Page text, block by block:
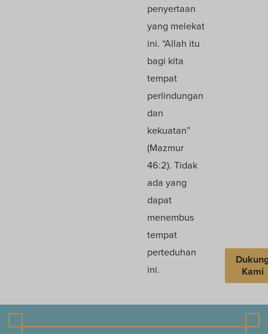
penyertaan
yang melekat
ini. “Allah itu
bagi kita
tempat
perlindungan
dan
kekuatan”
(Mazmur
46:2). Tidak
ada yang
dapat
menembus
tempat
perteduhan
ini.
Kami